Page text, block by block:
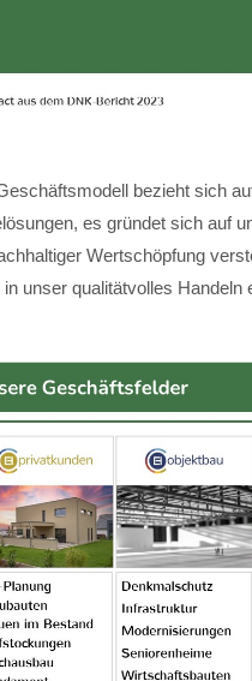
bezieht sich
es gründet sich auf
Wertschöpfung
in unser qualitätvolles Handeln